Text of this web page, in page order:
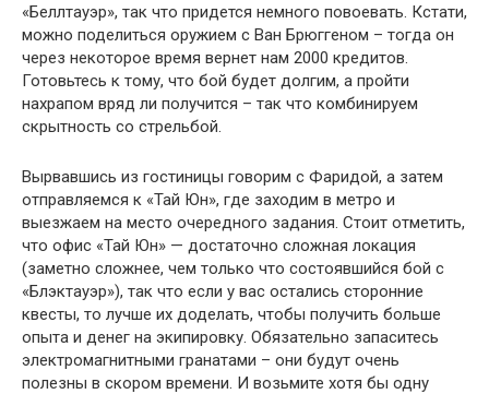
«Беллтауэр», так что придется немного повоевать. Кстати,
можно поделиться оружием с Ван Брюггеном – тогда он
через некоторое время вернет нам 2000 кредитов.
Готовьтесь к тому, что бой будет долгим, а пройти
нахрапом вряд ли получится – так что комбинируем
скрытность со стрельбой.
Вырвавшись из гостиницы говорим с Фаридой, а затем
отправляемся к «Тай Юн», где заходим в метро и
выезжаем на место очередного задания. Стоит отметить,
что офис «Тай Юн» — достаточно сложная локация
(заметно сложнее, чем только что состоявшийся бой с
«Блэктауэр»), так что если у вас остались сторонние
квесты, то лучше их доделать, чтобы получить больше
опыта и денег на экипировку. Обязательно запаситесь
электромагнитными гранатами – они будут очень
полезны в скором времени. И возьмите хотя бы одну